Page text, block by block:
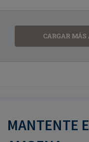
CARGAR MÁS
MANTENTE